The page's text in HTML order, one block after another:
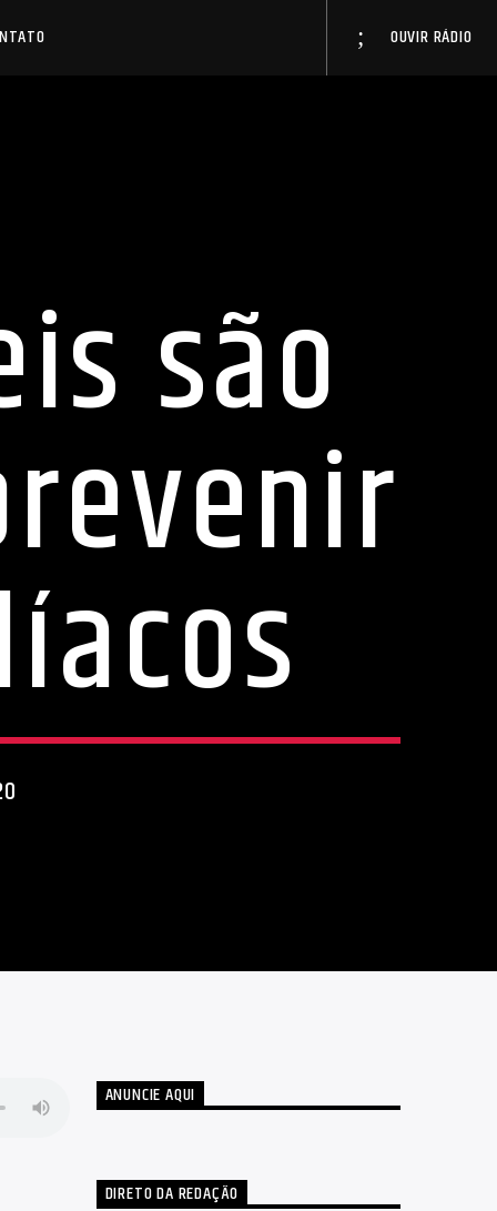
OUVIR RÁDIO
são
ANUNCIE AQUI
DIRETO DA REDAÇÃO